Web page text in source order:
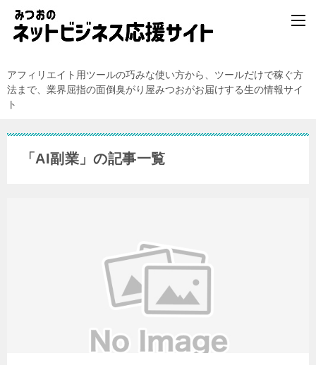
アフィリエイト用ツールの巧みな使い方から、ツールだけで稼ぐ方
法まで、業界屈指の面倒臭がり屋みつおがお届けする生の情報サイ
ト
「AI副業」の記事一覧